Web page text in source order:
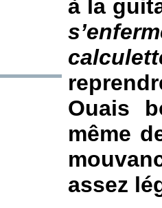
à la
Ouais
même
assez